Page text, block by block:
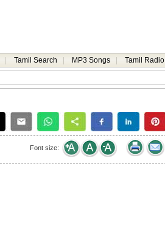
Tamil Search MP3 Songs Tamil Radio
Font size: